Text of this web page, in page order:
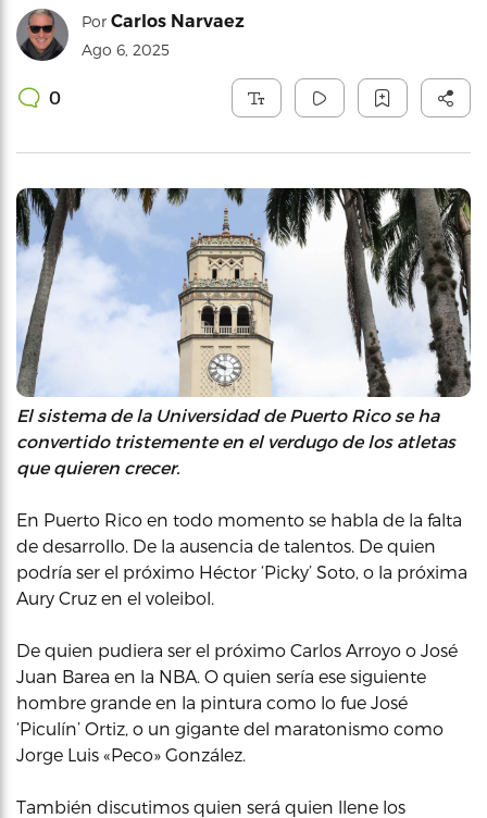
Por Carlos Narvaez
Ago 6, 2025
0
El sistema de la Universidad de Puerto Rico se ha
convertido tristemente en el verdugo de los atletas
que quieren crecer.
En Puerto Rico en todo momento se habla de la falta
de desarrollo. De la ausencia de talentos. De quien
podría ser el próximo Héctor ‘Picky’ Soto, o la próxima
Aury Cruz en el voleibol.
De quien pudiera ser el próximo Carlos Arroyo o José
Juan Barea en la NBA. O quien sería ese siguiente
hombre grande en la pintura como lo fue José
‘Piculín’ Ortiz, o un gigante del maratonismo como
Jorge Luis «Peco» González.
También discutimos quien será quien llene los